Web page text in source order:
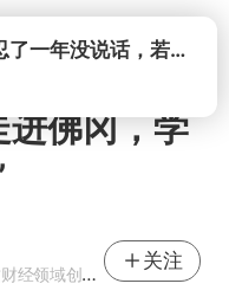
打开牺牲两个战士，中国忍了一年没说话，若菲律宾死了人，他会开战吗
佛冈，学
经领域创作者
关注